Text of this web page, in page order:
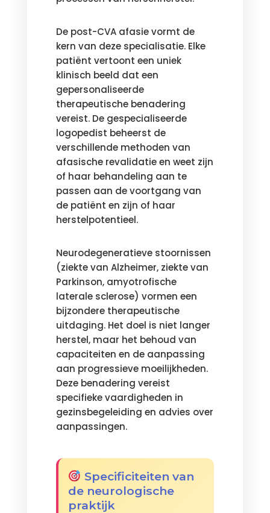
De post-CVA afasie vormt de
kern van deze specialisatie. Elke
patiënt vertoont een uniek
klinisch beeld dat een
gepersonaliseerde
therapeutische benadering
vereist. De gespecialiseerde
logopedist beheerst de
verschillende methoden van
afasische revalidatie en weet zijn
of haar behandeling aan te
passen aan de voortgang van
de patiënt en zijn of haar
herstelpotentieel.
Neurodegeneratieve stoornissen
(ziekte van Alzheimer, ziekte van
Parkinson, amyotrofische
laterale sclerose) vormen een
bijzondere therapeutische
uitdaging. Het doel is niet langer
herstel, maar het behoud van
capaciteiten en de aanpassing
aan progressieve moeilijkheden.
Deze benadering vereist
specifieke vaardigheden in
gezinsbegeleiding en advies over
aanpassingen.
Specificiteiten van
de neurologische
praktijk